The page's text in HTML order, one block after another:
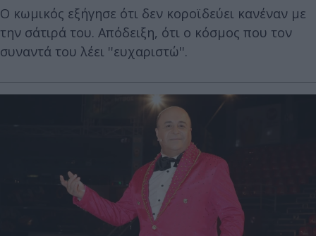
Ο κωμικός εξήγησε ότι δεν κοροϊδεύει κανέναν με
την σάτιρά του. Απόδειξη, ότι ο κόσμος που τον
συναντά του λέει ''ευχαριστώ''.